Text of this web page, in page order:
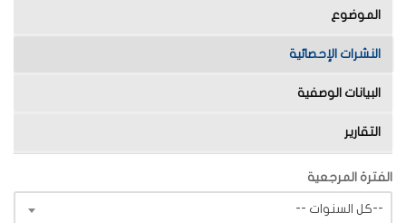
الموضوع
النشرات الإحصائية
البيانات الوصفية
التقارير
الفترة المرجعية
-- كل السنوات--